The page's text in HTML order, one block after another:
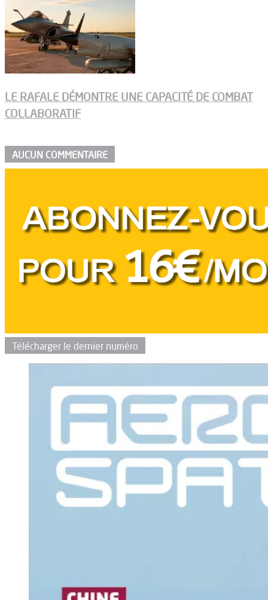
LE RAFALE DÉMONTRE UNE CAPACITÉ DE COMBAT
COLLABORATIF
AUCUN COMMENTAIRE
Télécharger le dernier numéro